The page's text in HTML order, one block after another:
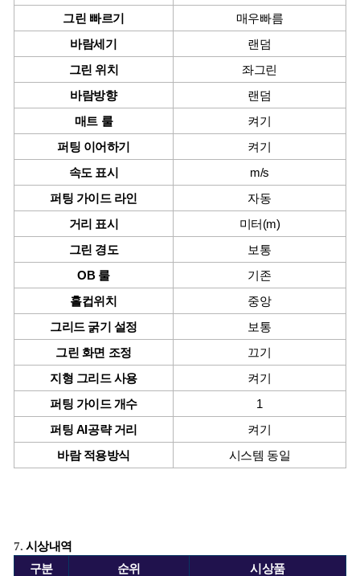
그린 빠르기
매우빠름
바람세기
랜덤
그린 위치
좌그린
바람방향
랜덤
매트 룰
켜기
퍼팅 이어하기
켜기
속도 표시
m/s
퍼팅 가이드 라인
자동
거리 표시
미터(m)
그린 경도
보통
OB 룰
기존
홀컵위치
중앙
그리드 굵기 설정
보통
그린 화면 조정
끄기
지형 그리드 사용
켜기
퍼팅 가이드 개수
1
퍼팅 AI공략 거리
켜기
바람 적용방식
시스템 동일
7. 시상내역
구분
순위 시상품